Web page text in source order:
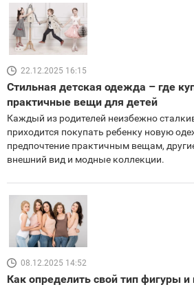
22.12.2025 16:15
Стильная детская одежда – где
практичные вещи для детей
Каждый из родителей неизбежно
приходится покупать ребенку новую
предпочтение практичным вещам,
внешний вид и модные коллекции.
08.12.2025 14:52
Как определить свой тип фигуры